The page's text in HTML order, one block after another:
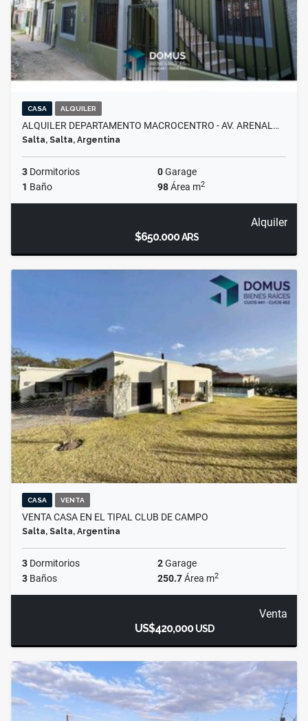
CASA ALQUILER
ALQUILER DEPARTAMENTO MACROCENTRO - AV. ARENAL…
Salta, Salta, Argentina
3 Dormitorios 0Garage
1 Baño 98Área m2
Alquiler
$650.000ARS
CASA VENTA
VENTA CASA EN EL TIPAL CLUB DE CAMPO
Salta, Salta, Argentina
3 Dormitorios 2Garage
3 Baños 250.7Área m2
Venta
US$420,000USD